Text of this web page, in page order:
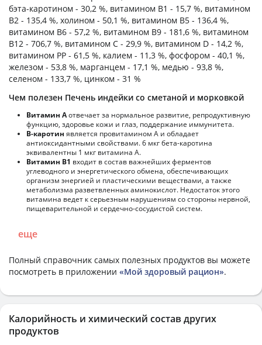
бэта-каротином - 30,2 %, витамином B1 - 15,7 %, витамином
B2 - 135,4 %, холином - 50,1 %, витамином B5 - 136,4 %,
витамином B6 - 57,2 %, витамином B9 - 181,6 %, витамином
B12 - 706,7 %, витамином C - 29,9 %, витамином D - 14,2 %,
витамином PP - 61,5 %, калием - 11,3 %, фосфором - 40,1 %,
железом - 53,8 %, марганцем - 17,1 %, медью - 93,8 %,
селеном - 133,7 %, цинком - 31 %
Чем полезен Печень индейки со сметаной и морковкой
Витамин Аотвечает за нормальное развитие, репродуктивную
функцию, здоровье кожи и глаз, поддержание иммунитета.
В-каротин является провитамином А и обладает
антиоксидантными свойствами. 6 мкг бета-каротина
эквивалентны 1 мкг витамина А.
Витамин В1 входит в состав важнейших ферментов
углеводного и энергетического обмена, обеспечивающих
организм энергией и пластическими веществами, а также
метаболизма разветвленных аминокислот. Недостаток этого
витамина ведет к серьезным нарушениям со стороны нервной,
пищеварительной и сердечно-сосудистой систем.
еще
Полный справочник самых полезных продуктов вы можете
посмотреть в приложении «Мой здоровый рацион».
Калорийность и химический состав других
продуктов